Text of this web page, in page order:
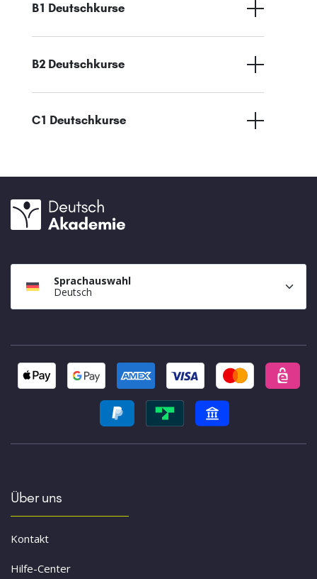
B1 Deutschkurse
B2 Deutschkurse
C1 Deutschkurse
Sprachauswahl
Deutsch
Über uns
Kontakt
Hilfe-Center